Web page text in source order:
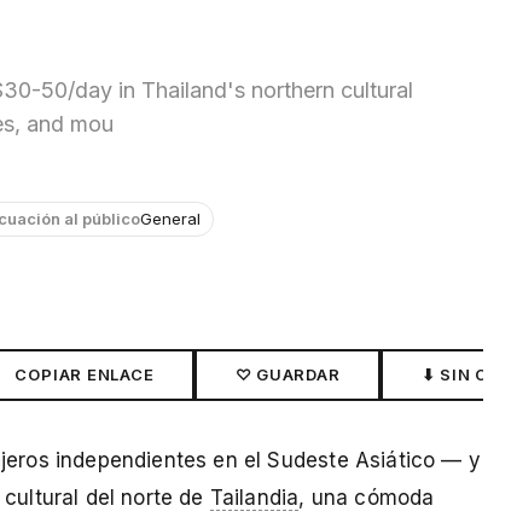
50/day in Thailand's northern cultural
and mou
al públicoGeneral
COPIAR ENLACE ♡ GUARDAR ⬇ SIN
independientes en el Sudeste Asiático — y
del norte de Tailandia, una cómoda